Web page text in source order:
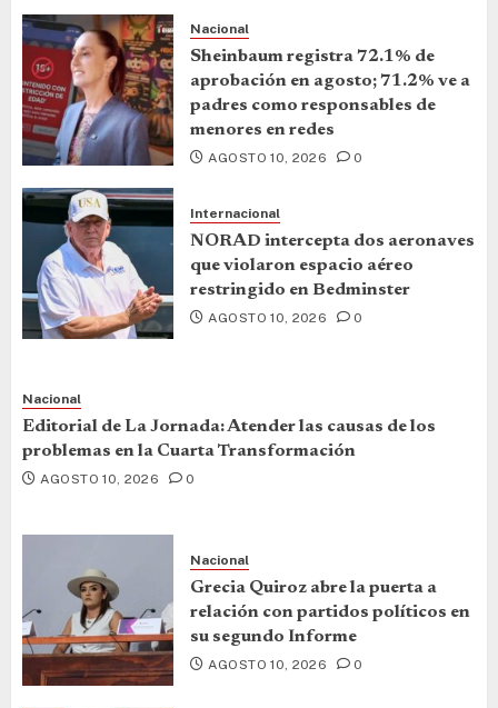
Nacional
Sheinbaum registra 72.1% de
aprobación en agosto; 71.2% ve a
padres como responsables de
menores en redes
AGOSTO 10, 2026 0
Internacional
NORAD intercepta dos aeronaves
que violaron espacio aéreo
restringido en Bedminster
AGOSTO 10, 2026 0
Nacional
Editorial de La Jornada: Atender las causas de los
problemas en la Cuarta Transformación
AGOSTO 10, 2026 0
Nacional
Grecia Quiroz abre la puerta a
relación con partidos políticos en
su segundo Informe
AGOSTO 10, 2026 0